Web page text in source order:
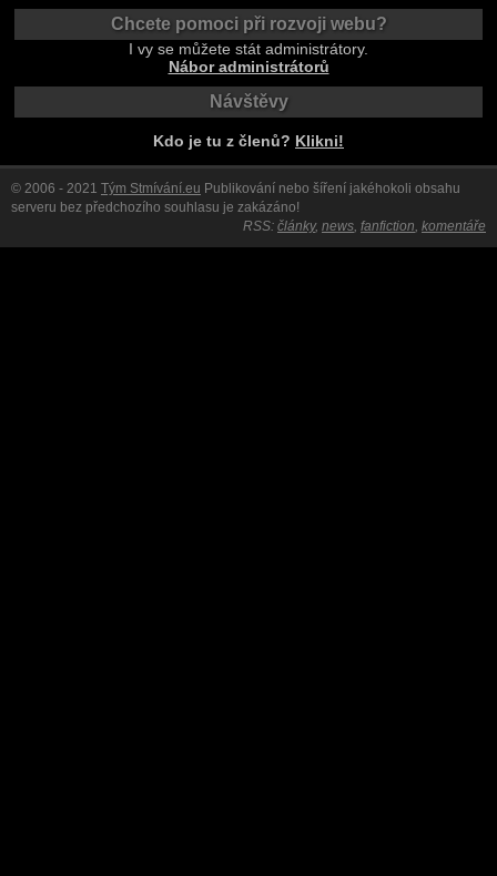
Chcete pomoci při rozvoji webu?
I vy se můžete stát administrátory.
Nábor administrátorů
Návštěvy
Kdo je tu z členů? Klikni!
© 2006 - 2021 Tým Stmívání.eu Publikování nebo šíření jakéhokoli obsahu
serveru bez předchozího souhlasu je zakázáno!
RSS: články, news fanfiction komentáře